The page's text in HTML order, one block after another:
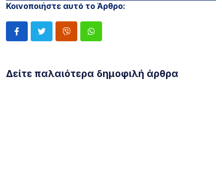
Κοινοποιήστε αυτό το Άρθρο:
Δείτε παλαιότερα δημοφιλή άρθρα